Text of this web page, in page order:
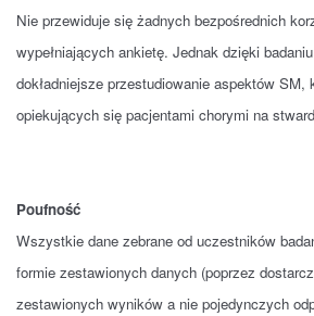
Nie przewiduje się żadnych bezpośrednich
wypełniających ankietę. Jednak dzięki
dokładniejsze przestudiowanie aspektów SM,
opiekujących się pacjentami chorymi na
Poufność
Wszystkie dane zebrane od uczestników
formie zestawionych danych (poprzez
zestawionych wyników a nie pojedynczych